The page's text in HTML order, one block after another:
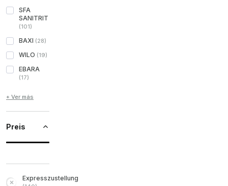
SFA
SANITRIT
(101)
BAXI (28)
WILO (19)
EBARA
(17)
+ Ver más
Preis
Expresszustellung